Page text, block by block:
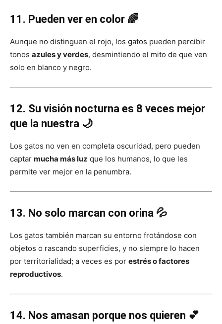
11. Pueden ver en color 🌈
Aunque no distinguen el rojo, los gatos pueden percibir
tonos azules y verdes, desmintiendo el mito de que ven
solo en blanco y negro.
12. Su visión nocturna es 8 veces mejor
que la nuestra 🌙
Los gatos no ven en completa oscuridad, pero pueden
captar mucha más luz que los humanos, lo que les
permite ver mejor en la penumbra.
13. No solo marcan con orina 💦
Los gatos también marcan su entorno frotándose con
objetos o rascando superficies, y no siempre lo hacen
por territorialidad; a veces es por estrés o factores
reproductivos.
14. Nos amasan porque nos quieren 💕